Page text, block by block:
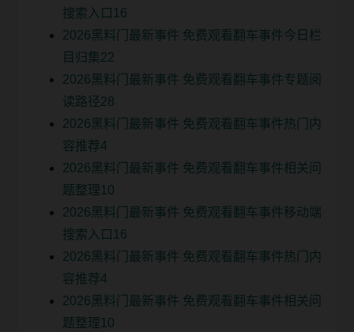
搜索入口16
2026黑料门最新事件 免费观看翻车事件今日栏
目归集22
2026黑料门最新事件 免费观看翻车事件专题阅
读路径28
2026黑料门最新事件 免费观看翻车事件热门内
容推荐4
2026黑料门最新事件 免费观看翻车事件相关问
题整理10
2026黑料门最新事件 免费观看翻车事件移动端
搜索入口16
2026黑料门最新事件 免费观看翻车事件热门内
容推荐4
2026黑料门最新事件 免费观看翻车事件相关问
题整理10